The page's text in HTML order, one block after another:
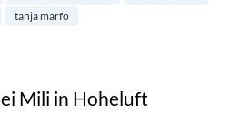
tanja marfo
Mili in Hoheluft